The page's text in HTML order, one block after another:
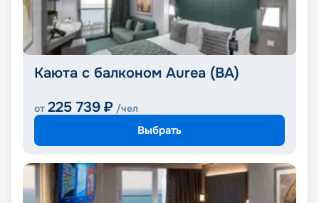
Каюта с балконом Aurea (BA)
от 225 739 ₽ /чел
Выбрать